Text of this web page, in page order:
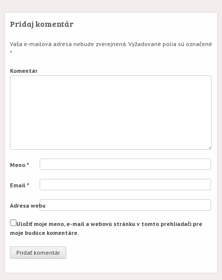
Pridaj komentár
Vaša e-mailová adresa nebude zverejnená. Vyžadované polia sú označené
*
Komentár
Meno *
Email *
Adresa webu
Uložiť moje meno, e-mail a webovú stránku v tomto prehliadači pre
moje budúce komentáre.